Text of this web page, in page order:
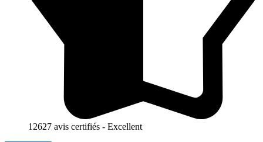
12627 avis certifiés - Excellent